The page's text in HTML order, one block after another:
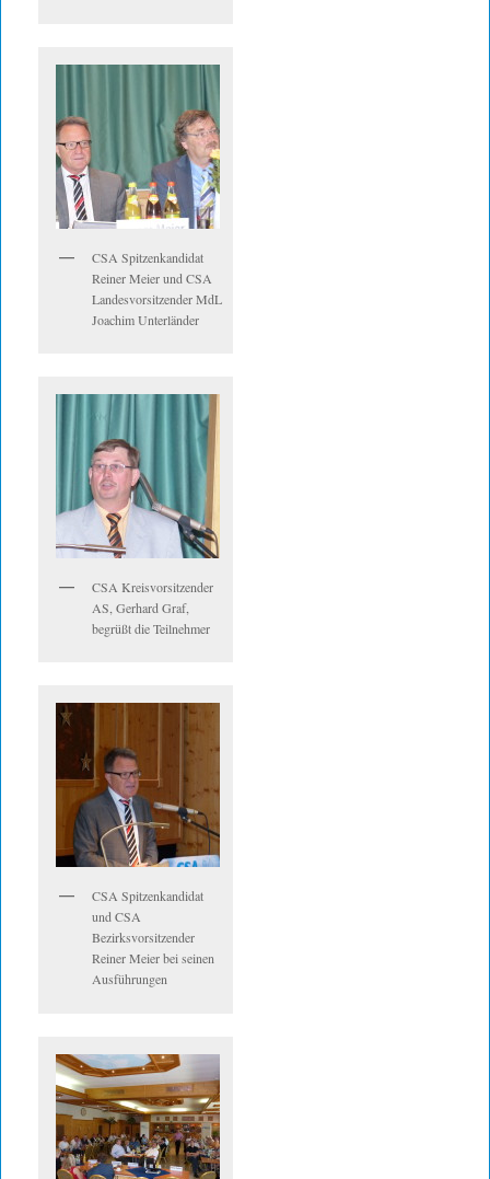
CSA Spitzenkandidat
Reiner Meier und CSA
Landesvorsitzender MdL
Joachim Unterländer
CSA Kreisvorsitzender
AS, Gerhard Graf,
begrüßt die Teilnehmer
CSA Spitzenkandidat
und CSA
Bezirksvorsitzender
Reiner Meier bei seinen
Ausführungen